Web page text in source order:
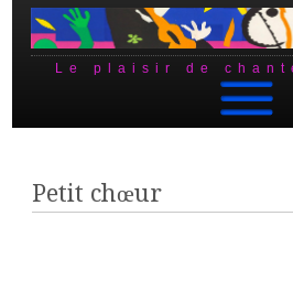
Le plaisir de
Petit chœur